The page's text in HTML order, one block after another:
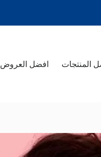
المنتجات افضل العروض